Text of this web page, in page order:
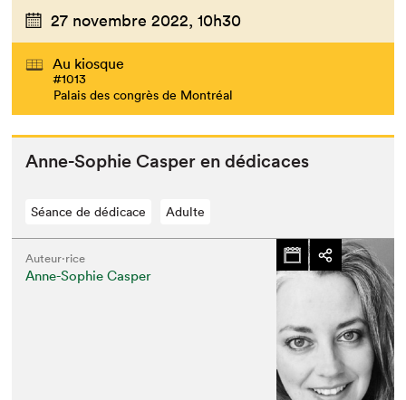
27 novembre 2022, 10h30
Au kiosque
#1013
Palais des congrès de Montréal
Anne-Sophie Casper en dédicaces
Séance de dédicace Adulte
Auteur·rice
Anne-Sophie Casper